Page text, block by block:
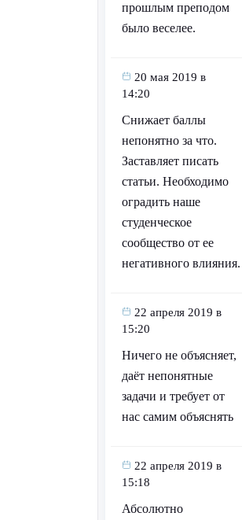
прошлым преподом
было веселее.
20 мая 2019 в
14:20
Снижает баллы
непонятно за что.
Заставляет писать
статьи. Необходимо
оградить наше
студенческое
сообщество от ее
негативного влияния.
22 апреля 2019 в
15:20
Ничего не объясняет,
даёт непонятные
задачи и требует от
нас самим объяснять
22 апреля 2019 в
15:18
Абсолютно